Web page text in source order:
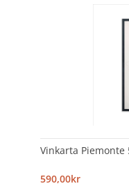
Vinkarta Piemonte
590,00kr